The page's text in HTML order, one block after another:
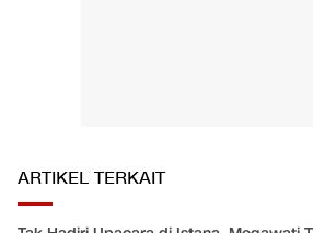
ARTIKEL TERKAIT